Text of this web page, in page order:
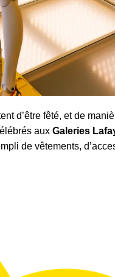
d’être fêté, et de
aux Galeries
de vêtements,